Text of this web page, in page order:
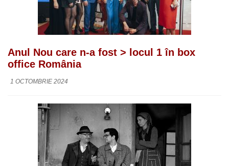
Anul Nou care n-a fost > locul 1 în box
office România
1 OCTOMBRIE 2024